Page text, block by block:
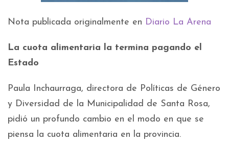
Nota publicada originalmente en Diario La Arena
La cuota alimentaria la termina pagando el
Estado
Paula Inchaurraga, directora de Políticas de Género
y Diversidad de la Municipalidad de Santa Rosa,
pidió un profundo cambio en el modo en que se
piensa la cuota alimentaria en la provincia.